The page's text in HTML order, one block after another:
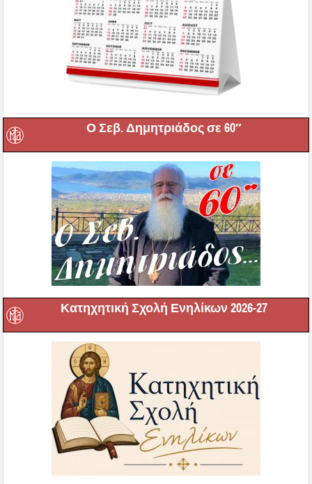
Ο Σεβ. Δημητριάδος σε 60″
Κατηχητική Σχολή Ενηλίκων 2026-27